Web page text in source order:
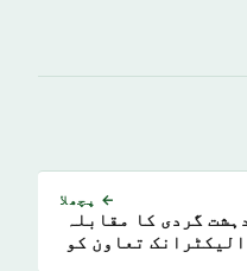
← پچھلا
گردی کا مقابلہ
تعاون کو